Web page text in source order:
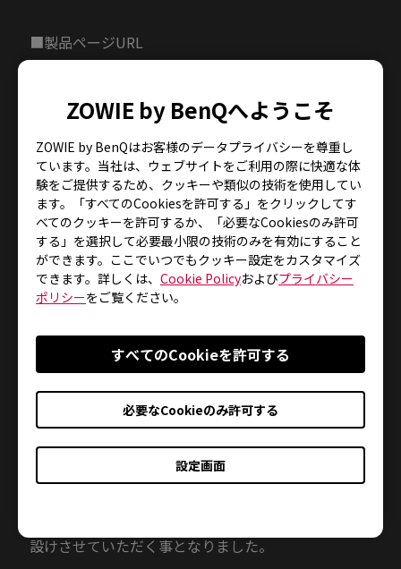
ZOWIE by BenQへようこそ
ZOWIE by BenQはお客様のデータプライバシーを尊重し
ています。当社は、ウェブサイトをご利用の際に快適な体
験をご提供するため、クッキーや類似の技術を使用してい
ます。「すべてのCookiesを許可する」をクリックしてす
べてのクッキーを許可するか、「必要なCookiesのみ許可
する」を選択して必要最小限の技術のみを有効にすること
ができます。ここでいつでもクッキー設定をカスタマイズ
できます。詳しくは、 Cookie Policyおよびプライバシー
ポリシーをご覧ください。
設定画面
必要なCookieのみ許可する
すべてのCookieを許可する
■製品ページURL
jp/mouse-pad/g-sr-se-rouge-ii.html
H-SR-SE ROUGE II:https://zowie.benq.com/ja-
jp/mouse-pad/h-sr-se-rouge-ii.html
G-SR III:https://zowie.benq.com/ja-jp/mouse-
pad/g-sr-iii.html
H-SR III:https://zowie.benq.com/ja-jp/mouse-
pad/h-sr-iii.html
＜購入制限のお知らせ＞
BenQ ZOWIE ゲーミングマウスパッド「G-SR-SE
ROUGE II」「H-SR-SE ROUGE II」「G-SR III」「H-
SR III」の販売に関しまして、転売等が目的と見られ
る大量購入を予防し、より多くのお客様に商品を手
に取っていただくため、誠に勝手ながら、発売後1カ
設けさせていただく事となりました。